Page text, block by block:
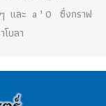
และ a ¹ 0 ซึ่งกราฟ
บลา